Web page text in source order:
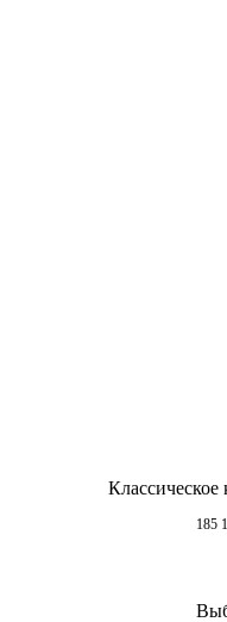
Классическое
185